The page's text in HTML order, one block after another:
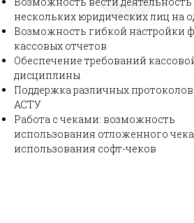
нескольких юридических лиц на
Возможность гибкой настройки
кассовых отчетов
Обеспечение требований
дисциплины
Поддержка различных
АСТУ
Работа с чеками: возможность
использования отложенного
использования софт-чеков